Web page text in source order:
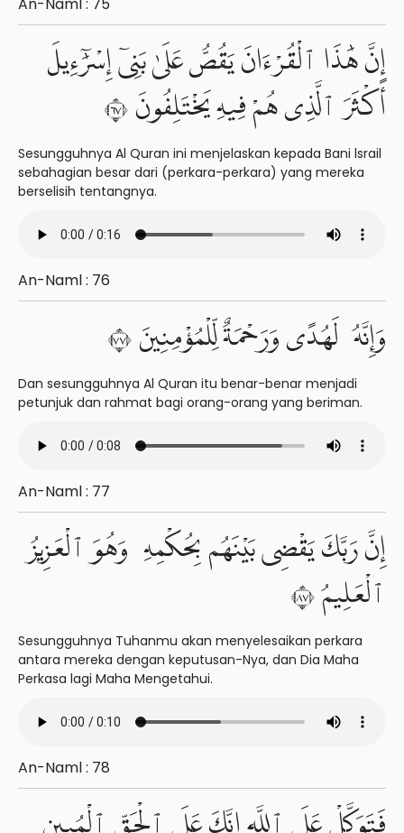
إِنَّ هَٰذَا ٱلْقُرْءَانَ يَقُصُّ عَلَىٰ بَنِىٓ إِسْرَٰٓءِيلَ
أَكْثَرَ ٱلَّذِى هُمْ فِيهِ يَخْتَلِفُونَ ٧٦
Sesungguhnya Al Quran ini menjelaskan kepada Bani lsrail
sebahagian besar dari (perkara-perkara) yang mereka
berselisih tentangnya.
An-Naml : 76
وَإِنَّهُۥ لَهُدًى وَرَحْمَةٌ لِّلْمُؤْمِنِينَ ٧٧
Dan sesungguhnya Al Quran itu benar-benar menjadi
petunjuk dan rahmat bagi orang-orang yang beriman.
An-Naml : 77
إِنَّ رَبَّكَ يَقْضِى بَيْنَهُم بِحُكْمِهِۦ وَهُوَ ٱلْعَزِيزُ
ٱلْعَلِيمُ ٧٨
Sesungguhnya Tuhanmu akan menyelesaikan perkara
antara mereka dengan keputusan-Nya, dan Dia Maha
Perkasa lagi Maha Mengetahui.
An-Naml : 78